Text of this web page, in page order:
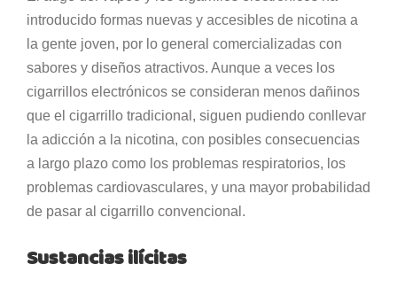
introducido formas nuevas y accesibles de nicotina a
la gente joven, por lo general comercializadas con
sabores y diseños atractivos. Aunque a veces los
cigarrillos electrónicos se consideran menos dañinos
que el cigarrillo tradicional, siguen pudiendo conllevar
la adicción a la nicotina, con posibles consecuencias
a largo plazo como los problemas respiratorios, los
problemas cardiovasculares, y una mayor probabilidad
de pasar al cigarrillo convencional.
Sustancias ilícitas